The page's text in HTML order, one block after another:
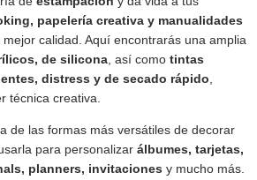
papelería creativa y manualidades
calidad. Aquí encontrarás una amplia
de silicona, así como tintas
distress y de secado rápido,
técnica creativa.
de las formas más versátiles de decorar
para personalizar álbumes, tarjetas,
planners, invitaciones y mucho más.